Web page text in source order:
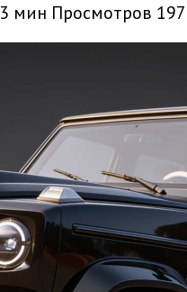
3 мин Просмотров 197